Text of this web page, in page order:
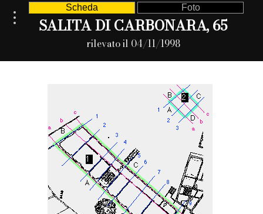
Scheda Foto
SALITA DI CARBONARA, 65
rilevato il 04/11/1998